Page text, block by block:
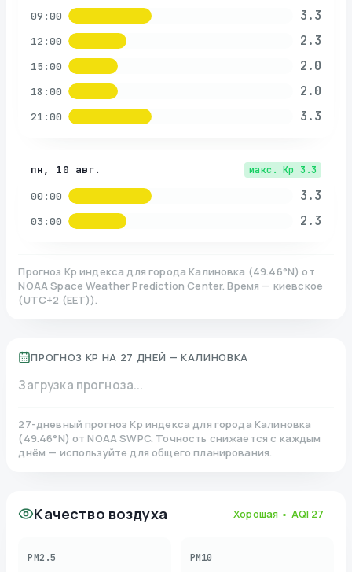
09:00 3.3
12:00 2.3
15:00 2.0
18:00 2.0
21:00 3.3
пн, 10 авг. макс. Kp 3.3
00:00 3.3
03:00 2.3
Прогноз Kp индекса для города Калиновка (49.46°N)от
NOAA Space Weather Prediction Center. Время — киевское
(UTC+2 (EET)).
ПРОГНОЗ KP НА 27 ДНЕЙ — КАЛИНОВКА
Загрузка прогноза...
27-дневный прогноз Kp индекса для города Калиновка
(49.46°N)от NOAA SWPC. Точность снижается с каждым
днём — используйте для общего планирования.
Качество воздуха Хорошая • AQI 27
PM2.5 PM10